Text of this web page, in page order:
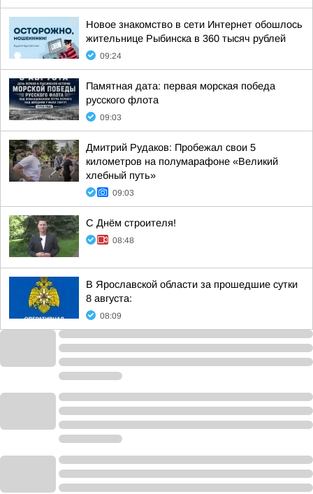
Новое знакомство в сети Интернет обошлось
жительнице Рыбинска в 360 тысяч рублей
09:24
Памятная дата: первая морская победа
русского флота
09:03
Дмитрий Рудаков: Пробежал свои 5
километров на полумарафоне «Великий
хлебный путь»
09:03
С Днём строителя!
08:48
В Ярославской области за прошедшие сутки
8 августа:
08:09